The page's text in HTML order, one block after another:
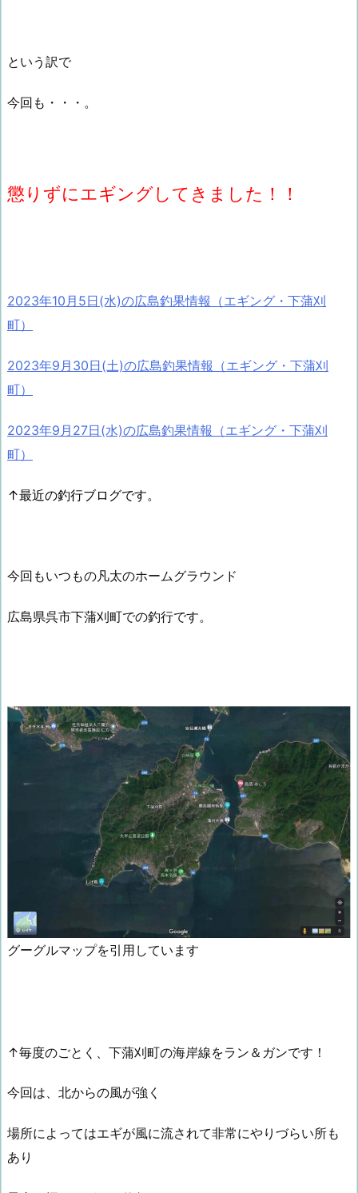
という訳で
今回も・・・。
懲りずにエギングしてきました！！
2023年10月5日(水)の広島釣果情報（エギング・下蒲刈
町）
2023年9月30日(土)の広島釣果情報（エギング・下蒲刈
町）
2023年9月27日(水)の広島釣果情報（エギング・下蒲刈
町）
↑最近の釣行ブログです。
今回もいつもの凡太のホームグラウンド
広島県呉市下蒲刈町での釣行です。
グーグルマップを引用しています
↑毎度のごとく、下蒲刈町の海岸線をラン＆ガンです！
今回は、北からの風が強く
場所によってはエギが風に流されて非常にやりづらい所も
あり